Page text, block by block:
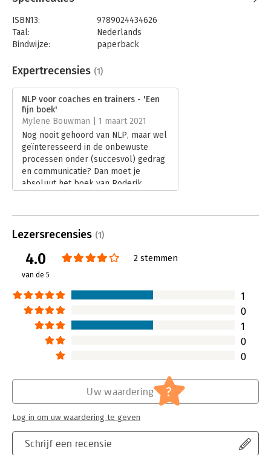
ISBN13:
9789024434626
Taal:
Nederlands
Bindwijze:
paperback
Uitgever:
Boom
Verschijningsdatum:
7-12-2020
Hoofdrubriek: Coaching en trainen
Expertrecensies (1)
NLP voor coaches en trainers - 'Een
fijn boek'
Mylene Bouwman | 1 maart 2021
Nog nooit gehoord van NLP, maar wel
geïnteresseerd in de onbewuste
processen onder (succesvol) gedrag
en communicatie? Dan moet je
absoluut het boek van Roderik
hoop opdrachten, zodat je meteen de
Lees verder
Lezersrecensies (1)
4.0
van de 5
2 stemmen
1
0
1
0
0
Schrijf een recensie
Uw waardering ?
Log in om uw waardering te geven